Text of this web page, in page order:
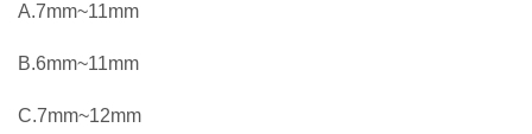
A.7mm~11mm
B.6mm~11mm
C.7mm~12mm